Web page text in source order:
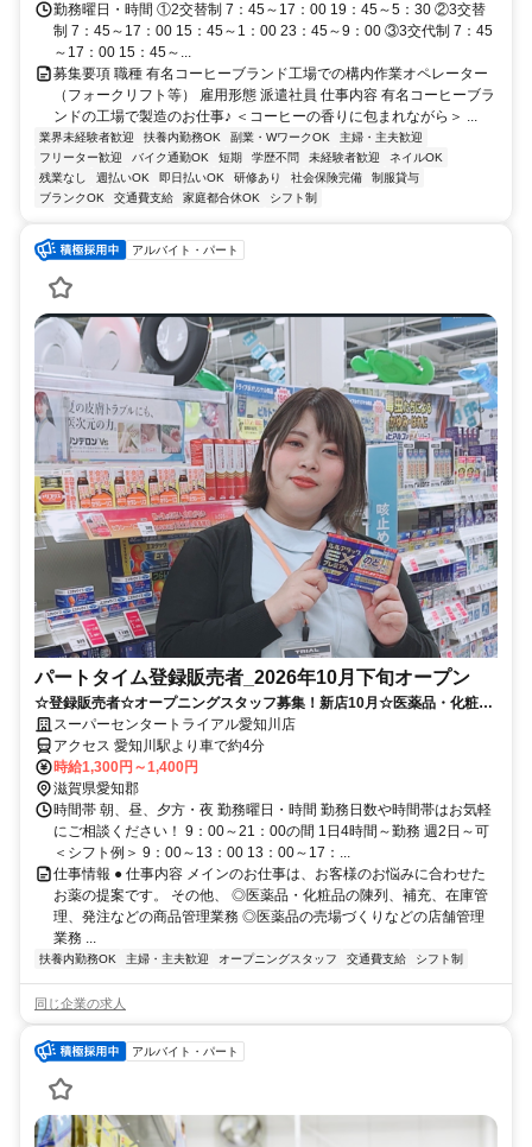
勤務曜日・時間 ①2交替制 7：45～17：00 19：45～5：30 ②3交替
制 7：45～17：00 15：45～1：00 23：45～9：00 ③3交代制 7：45
～17：00 15：45～...
募集要項 職種 有名コーヒーブランド工場での構内作業オペレーター
（フォークリフト等） 雇用形態 派遣社員 仕事内容 有名コーヒーブラ
ンドの工場で製造のお仕事♪ ＜コーヒーの香りに包まれながら＞ ...
業界未経験者歓迎 扶養内勤務OK 副業・WワークOK
主婦・主夫歓迎
フリーター歓迎
バイク通勤OK 短期 学歴不問 未経験者歓迎
ネイルOK
残業なし
週払いOK 即日払いOK 研修あり 社会保険完備
制服貸与
ブランクOK
交通費支給 家庭都合休OK シフト制
アルバイト・パート
パートタイム登録販売者_2026年10月下旬オープン
☆登録販売者☆オープニングスタッフ募集！新店10月☆医薬品・化粧品
販売♪※要 登録販売者資格
スーパーセンタートライアル愛知川店
アクセス 愛知川駅より車で約4分
時給1,300円～1,400円
滋賀県愛知郡
時間帯 朝、昼、夕方・夜 勤務曜日・時間 勤務日数や時間帯はお気軽
にご相談ください！ 9：00～21：00の間 1日4時間～勤務 週2日～可
＜シフト例＞ 9：00～13：00 13：00～17：...
仕事情報 ● 仕事内容 メインのお仕事は、お客様のお悩みに合わせた
お薬の提案です。 その他、 ◎医薬品・化粧品の陳列、補充、在庫管
理、発注などの商品管理業務 ◎医薬品の売場づくりなどの店舗管理
業務 ...
扶養内勤務OK 主婦・主夫歓迎 オープニングスタッフ 交通費支給 シフト制
同じ企業の求人
アルバイト・パート